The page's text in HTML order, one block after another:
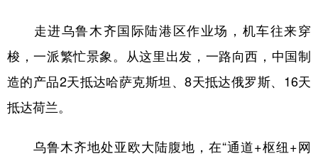
走进乌鲁木齐国际陆港区作业场，机车往来穿
梭，一派繁忙景象。从这里出发，一路向西，中国制
造的产品2天抵达哈萨克斯坦、8天抵达俄罗斯、16天
抵达荷兰。
乌鲁木齐地处亚欧大陆腹地，在“通道+枢纽+网